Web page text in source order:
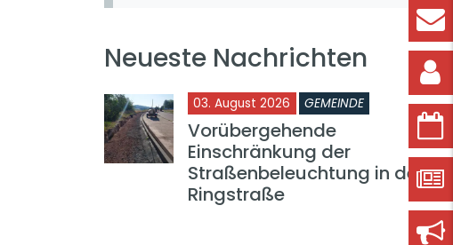
Neueste Nachrichten
03. August 2026 GEMEINDE
Vorübergehende
Einschränkung der
Straßenbeleuchtung in der
Ringstraße